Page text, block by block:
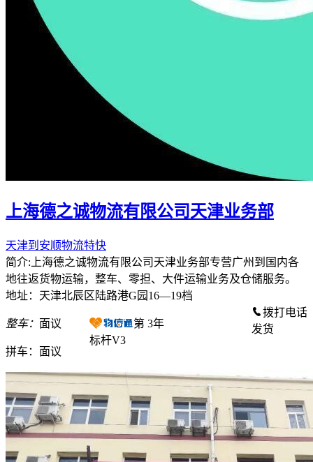
上海德之诚物流有限公司天津业务部
天津到安顺物流特快
简介:上海德之诚物流有限公司天津业务部专营广州到国内各
地往返货物运输，整车、零担、大件运输业务及仓储服务。
地址：天津北辰区陆路港G园16—19档
整车： 面议
拼车： 面议
第 3年
标杆V3
拨打电话
发货